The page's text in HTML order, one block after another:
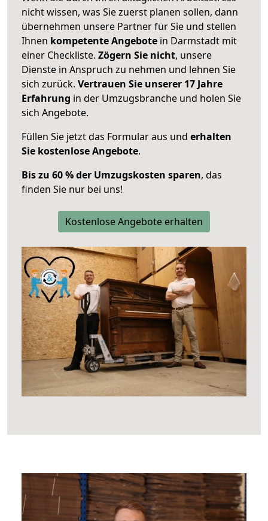
nicht wissen, was Sie zuerst planen sollen, dann
übernehmen unsere Partner für Sie und stellen
Ihnen kompetente Angebote in Darmstadt mit
einer Checkliste. Zögern Sie nicht, unsere
Dienste in Anspruch zu nehmen und lehnen Sie
sich zurück. Vertrauen Sie unserer 17 Jahre
Erfahrung in der Umzugsbranche und holen Sie
sich Angebote.
Füllen Sie jetzt das Formular aus und erhalten
Sie kostenlose Angebote.
Bis zu 60 % der Umzugskosten sparen, das
finden Sie nur bei uns!
Kostenlose Angebote erhalten